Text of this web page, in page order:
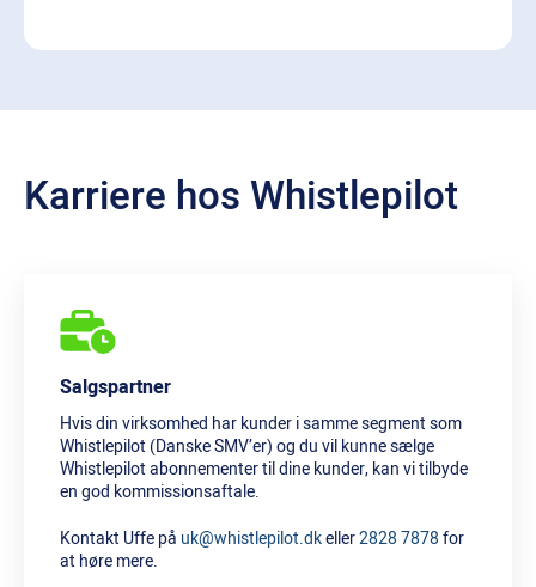
Karriere hos Whistlepilot
Salgspartner
Hvis din virksomhed har kunder i samme segment som
Whistlepilot (Danske SMV’er) og du vil kunne sælge
Whistlepilot abonnementer til dine kunder, kan vi tilbyde
en god kommissionsaftale.
Kontakt Uffe på uk@whistlepilot.dkeller2828 7878for
at høre mere.